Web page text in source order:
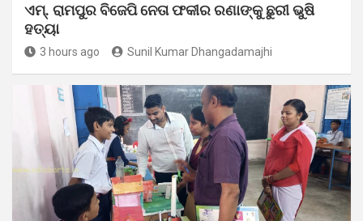
ଏମ୍. ରାମପୁର ବିଜେପି ନେତା ଫକୀର ରଣାଙ୍କୁ ଛୁରୀ ଭୁଷି
ହତ୍ୟା
3 hours ago Sunil Kumar Dhangadamajhi